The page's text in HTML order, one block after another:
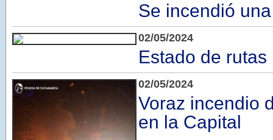
Se incendió
02/05/2024
Estado de rutas
02/05/2024
Voraz incendio
en la Capital